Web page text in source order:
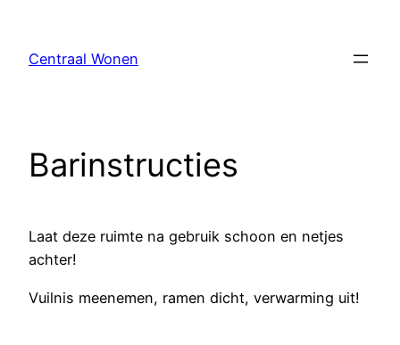
content
Centraal Wonen
Barinstructies
Laat deze ruimte na gebruik schoon en netjes
achter!
Vuilnis meenemen, ramen dicht, verwarming uit!